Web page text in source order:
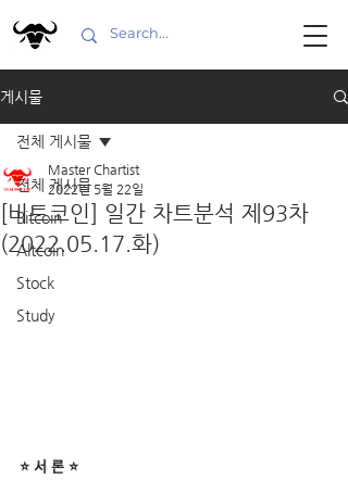
게시물
전체 게시물
Bitcoin
Altcoin
Stock
Study
전체 게시물
[비트코인] 일간 차트분석 제93차
(2022.05.17.화)
Master Chartist
2022년 5월 22일
⭐ 서 론 ⭐